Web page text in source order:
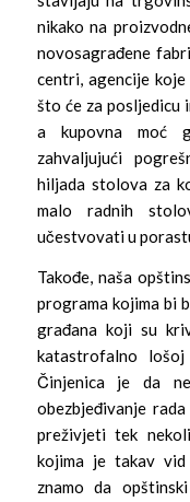
nikako na
novosagrađene
centri, agencije
što će za posljedicu
a kupovna moć
zahvaljujući
hiljada stolova za
malo radnih
učestvovati u
Takođe, naša
programa kojima bi
građana koji su
katastrofalno
Činjenica je da
obezbjeđivanje
preživjeti tek
kojima je takav vid
znamo da